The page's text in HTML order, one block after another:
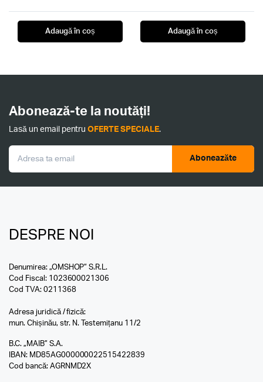
Adaugă în coș Adaugă în coș
Abonează-te la noutăți!
Lasă un email pentruOFERTE SPECIALE.
Aboneazăte
DESPRE NOI
Denumirea: „OMSHOP” S.R.L.
Cod Fiscal: 1023600021306
Cod TVA: 0211368
Adresa juridică / fizică:
mun. Chișinău, str. N. Testemițanu 11/2
B.C. „MAIB” S.A.
IBAN: MD85AG000000022515422839
Cod bancă: AGRNMD2X